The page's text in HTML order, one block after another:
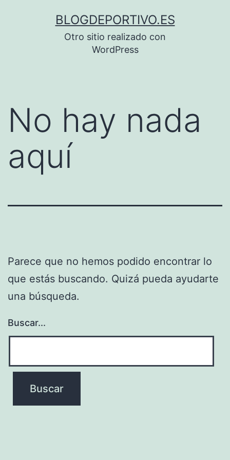
BLOGDEPORTIVO.ES
Otro sitio realizado con
WordPress
No hay nada
aquí
Parece que no hemos podido encontrar lo
que estás buscando. Quizá pueda ayudarte
una búsqueda.
Buscar...